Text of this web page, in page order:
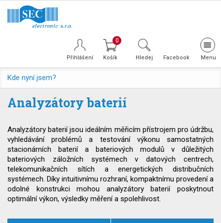
Přihlášení
0
Hledej Facebook
Kde nyní jsem?
Analyzátory baterií
Analyzátory baterií jsou ideálním měřicím přístrojem pro údržbu,
vyhledávání problémů a testování výkonu samostatných
stacionárních baterií a bateriových modulů v důležitých
bateriových záložních systémech v datových centrech,
telekomunikačních sítích a energetických distribučních
systémech. Díky intuitivnímu rozhraní, kompaktnímu provedení a
odolné konstrukci mohou analyzátory baterií poskytnout
optimální výkon, výsledky měření a spolehlivost.